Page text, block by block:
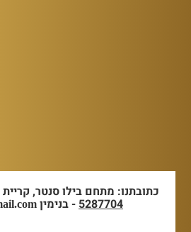
כתובתנו: מתחם בילו סנטר,
5287704- בנימין